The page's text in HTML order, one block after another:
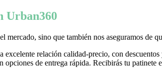
Urban360
sino que también nos aseguramos de
relación calidad-precio, con
de entrega rápida. Recibirás tu